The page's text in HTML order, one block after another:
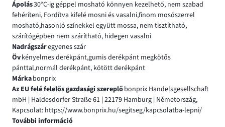
Ápolás30°C-ig géppel mosható könnyen kezelhető, nem szabad
fehéríteni, Fordítva kifelé mosni és vasalni,finom mosószerrel
mosható,hasonló színekkel együtt mossa, nem tisztítható,
szárítógépben nem szárítható, hidegen vasalni
Nadrágszáregyenes szár
Övkényelmes derékpánt,gumis derékpánt megkötős
pánttal,normál derékpánt, kötött derékpánt
Márkabonprix
Az EU felé felelős gazdasági szereplőbonprix Handelsgesellschaft
mbH | Haldesdorfer Straße 61 | 22179 Hamburg | Németország,
Kapcsolat: https://www.bonprix.hu/segitseg/kapcsolatba-lepni/
További információ